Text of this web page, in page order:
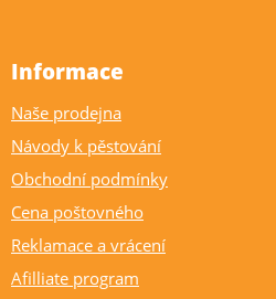
Informace
Naše prodejna
Návody k pěstování
Obchodní podmínky
Cena poštovného
Reklamace a vrácení
Afilliate program